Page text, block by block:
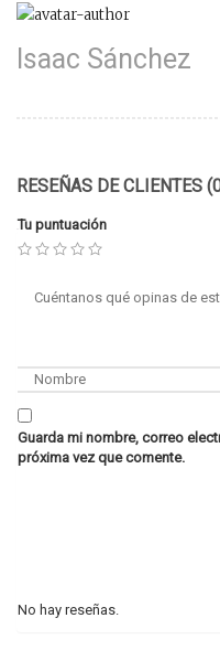
Isaac Sánchez
RESEÑAS DE CLIENTES
Tu puntuación
Guarda mi nombre, correo
próxima vez que comente.
No hay reseñas.